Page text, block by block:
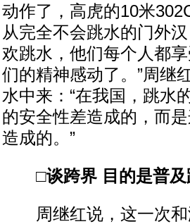
动作了，高虎的10米
从完全不会跳水的门外
欢跳水，他们每个人都
们的精神感动了。”周继
水中来：“在我国，跳水
的安全性差造成的，而
造成的。”
□谈跨界 目的是普及
周继红说，这一次和